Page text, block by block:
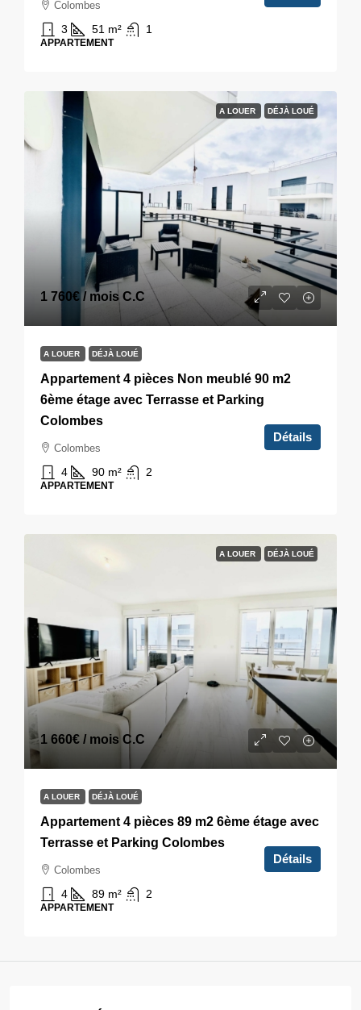
Colombes
3 51 m² 1
APPARTEMENT
A LOUER DÉJÀ LOUÉ
1 760€ / mois C.C
A LOUER DÉJÀ LOUÉ
Appartement 4 pièces Non meublé 90 m2
6ème étage avec Terrasse et Parking
Colombes
Colombes
4 90 m² 2
APPARTEMENT
Détails
A LOUER DÉJÀ LOUÉ
1 660€ / mois C.C
A LOUER DÉJÀ LOUÉ
Appartement 4 pièces 89 m2 6ème étage avec
Terrasse et Parking Colombes
Colombes
4 89 m² 2
APPARTEMENT
Détails